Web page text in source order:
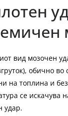
вид мозочен
обично
на топлина и
се искачува
удар.